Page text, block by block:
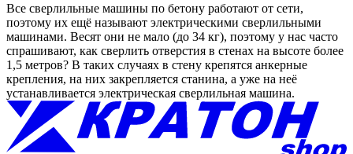
Все сверлильные машины по бетону работают от сети,
поэтому их ещё называют электрическими сверлильными
машинами. Весят они не мало (до 34 кг), поэтому у нас часто
спрашивают, как сверлить отверстия в стенах на высоте более
1,5 метров? В таких случаях в стену крепятся анкерные
крепления, на них закрепляется станина, а уже на неё
устанавливается электрическая сверлильная машина.